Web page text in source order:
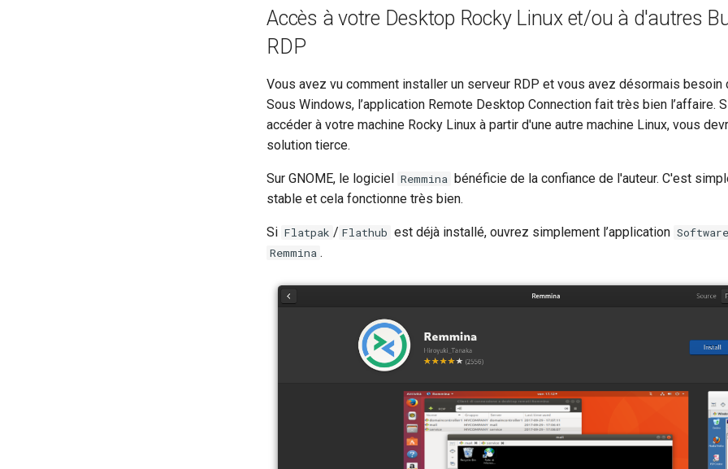
Accès à votre Desktop Rocky Linux et/ou à d'autres
RDP
Vous avez vu comment installer un serveur RDP et vous avez désormais besoin
Sous Windows, l’application Remote Desktop Connection fait très bien l’affaire.
accéder à votre machine Rocky Linux à partir d'une autre machine Linux, vous
solution tierce.
Sur GNOME, le logiciel Remmina bénéficie de la confiance de l'auteur. C'est
stable et cela fonctionne très bien.
Si Flatpak / Flathub est déjà installé, ouvrez simplement l’application Software
Remmina .